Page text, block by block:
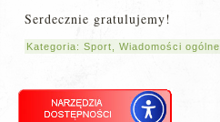
Serdecznie gratulujemy!
Kategoria:Sport ,Wiadomości ogólne